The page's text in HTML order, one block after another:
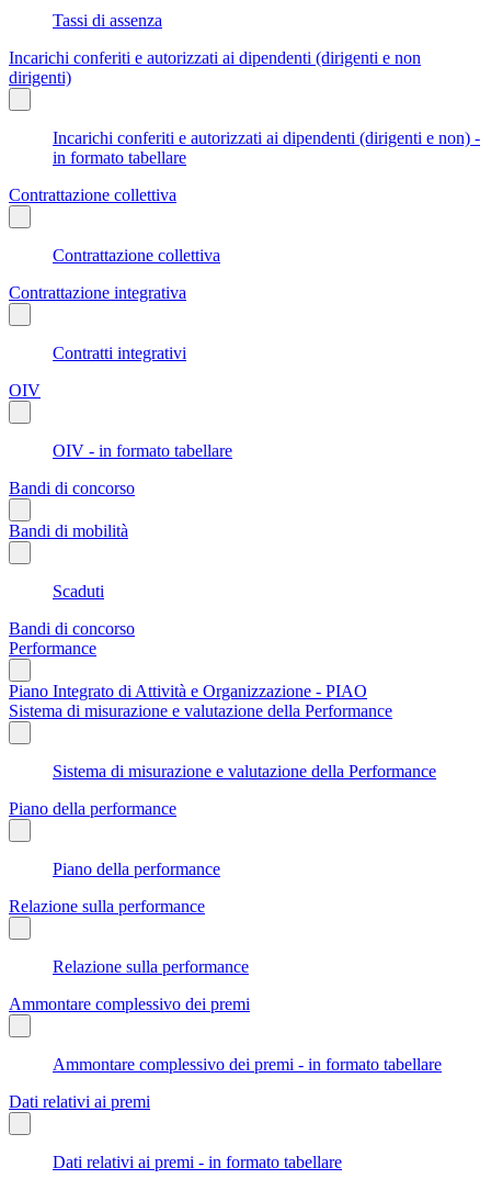
Tassi di assenza
Incarichi conferiti e autorizzati ai dipendenti (dirigenti e non
dirigenti)
Incarichi conferiti e autorizzati ai dipendenti (dirigenti e non) -
in formato tabellare
Contrattazione collettiva
Contrattazione collettiva
Contrattazione integrativa
Contratti integrativi
OIV
OIV - in formato tabellare
Bandi di concorso
Bandi di mobilità
Scaduti
Bandi di concorso
Performance
Piano Integrato di Attività e Organizzazione - PIAO
Sistema di misurazione e valutazione della Performance
Sistema di misurazione e valutazione della Performance
Piano della performance
Piano della performance
Relazione sulla performance
Relazione sulla performance
Ammontare complessivo dei premi
Ammontare complessivo dei premi - in formato tabellare
Dati relativi ai premi
Dati relativi ai premi - in formato tabellare